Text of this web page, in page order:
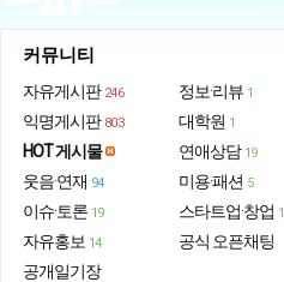
커뮤니티
자유게시판 246
익명게시판 803
HOT 게시물
웃음·연재 94
이슈·토론 19
자유홍보 14
공개일기장
정보·리뷰 1
대학원 1
연애상담 19
미용·패션 5
스타트업·창업 1
공식 오픈채팅